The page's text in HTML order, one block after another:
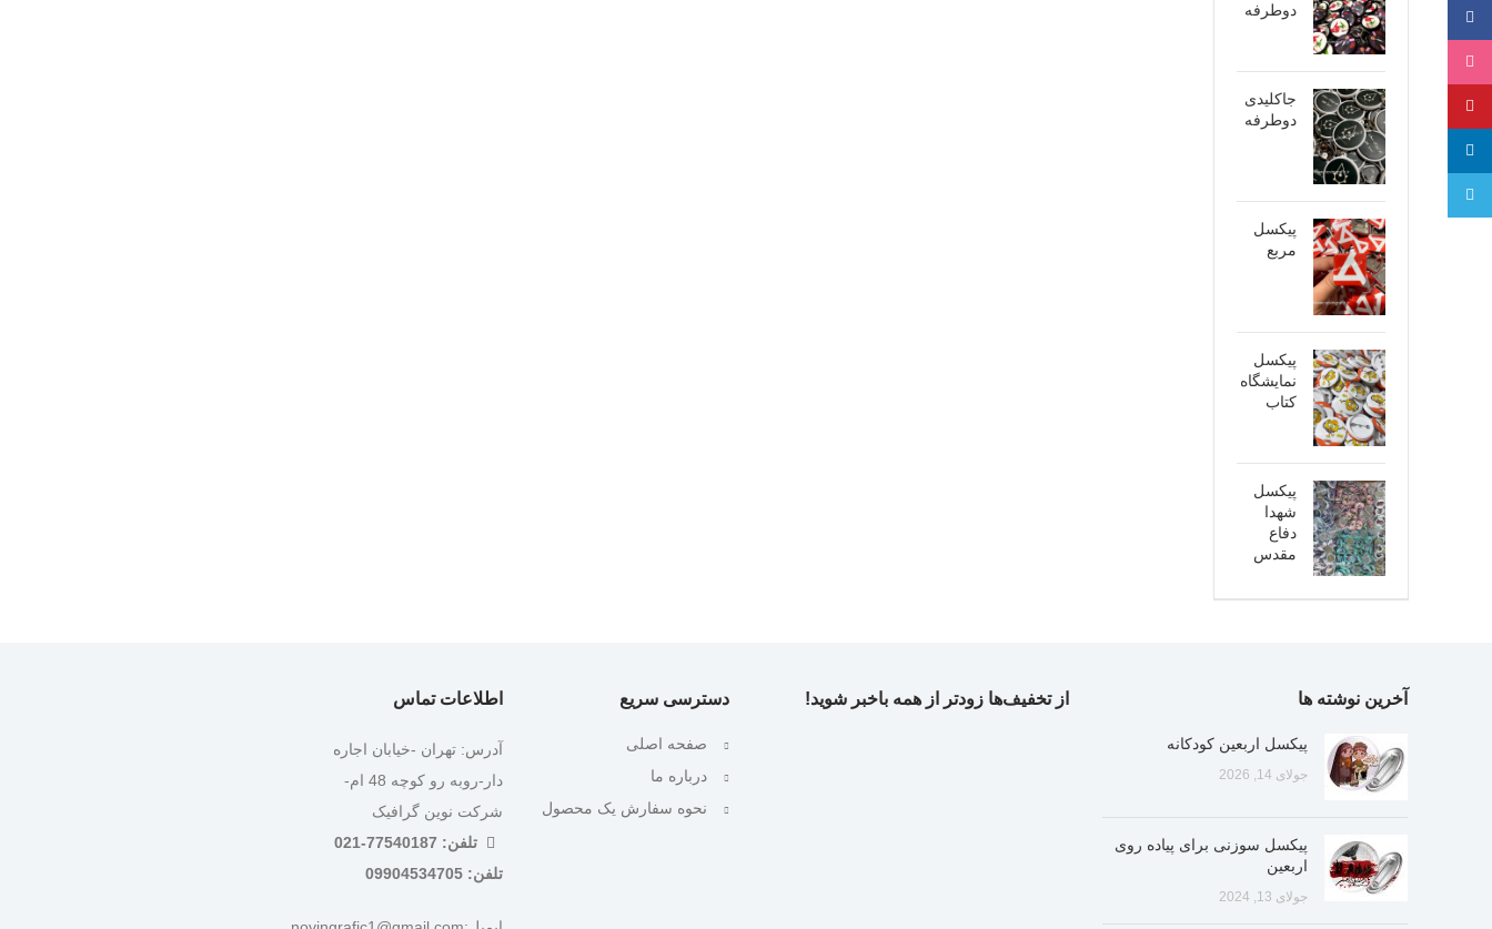
دوطرفه
جاکلیدی
دوطرفه
پیکسل
مربع
پیکسل
نمایشگاه
کتاب
پیکسل
شهدا
دفاع
مقدس
آخرین نوشته ها
پیکسل اربعین کودکانه
جولای 14, 2026
پیکسل سوزنی برای پیاده روی
اربعین
جولای 13, 2024
از تخفیف‌ها زودتر از همه باخبر شوید! دسترسی سریع
صفحه اصلی
درباره ما
نحوه سفارش یک محصول
اطلاعات تماس
آدرس: تهران -خیابان اجاره
دار-روبه رو کوچه 48 ام-
شرکت نوین گرافیک
تلفن: 77540187-021
تلفن: 09904534705
فیسبوک
اینستاگرام
پینترست
لینکدین
تلگرام